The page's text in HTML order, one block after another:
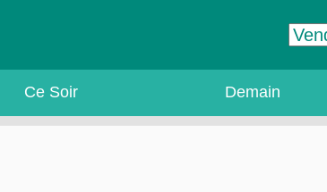
Ce Soir Demain